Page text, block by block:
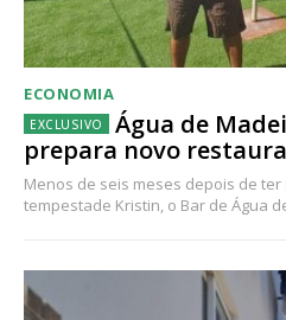
ECONOMIA
Água de
prepara novo
Menos de seis meses depois de
tempestade Kristin, o Bar de Água